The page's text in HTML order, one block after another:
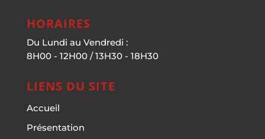
HORAIRES
Du Lundi au Vendredi :
8H00 - 12H00 / 13H30 - 18H30
LIENS DU SITE
Accueil
Présentation